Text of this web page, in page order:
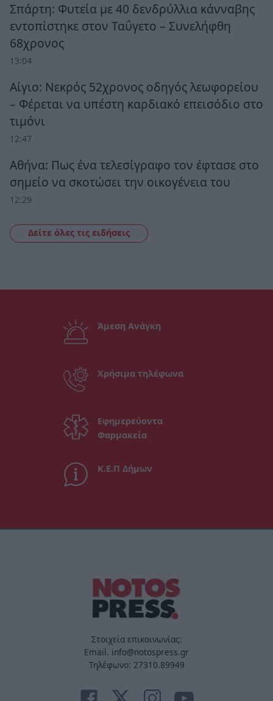
Σπάρτη: Φυτεία με 40 δενδρύλλια κάνναβης
εντοπίστηκε στον Ταΰγετο – Συνελήφθη
68χρονος
13:04
Αίγιο: Νεκρός 52χρονος οδηγός λεωφορείου
– Φέρεται να υπέστη καρδιακό επεισόδιο στο
τιμόνι
12:47
Αθήνα: Πως ένα τελεσίγραφο τον έφτασε στο
σημείο να σκοτώσει την οικογένεια του
12:29
Δείτε όλες τις ειδήσεις
Άμεση Ανάγκη
Χρήσιμα τηλέφωνα
Εφημερεύοντα
Φαρμακεία
Κ.Ε.Π Δήμων
Στοιχεία επικοινωνίας:
Email. info@notospress.gr
Τηλέφωνο: 27310.89949